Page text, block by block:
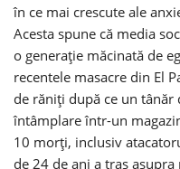
în ce mai crescute ale
Acesta spune că media
o generație măcinată de
recentele masacre din El
de răniți după ce un tânăr
întâmplare într-un
10 morți, inclusiv
de 24 de ani a tras